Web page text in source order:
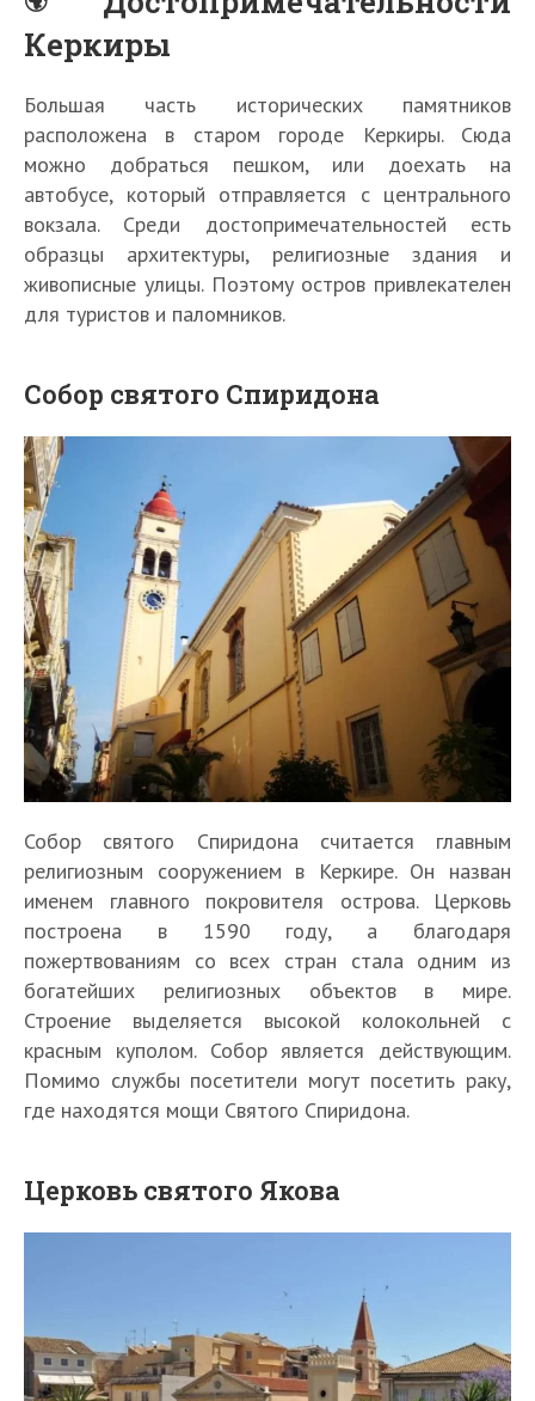
Керкиры
Большая часть исторических памятников
расположена в старом городе Керкиры. Сюда
можно добраться пешком, или доехать на
автобусе, который отправляется с центрального
вокзала. Среди достопримечательностей есть
образцы архитектуры, религиозные здания и
живописные улицы. Поэтому остров привлекателен
для туристов и паломников.
Собор святого Спиридона
Собор святого Спиридона считается главным
религиозным сооружением в Керкире. Он назван
именем главного покровителя острова. Церковь
построена в 1590 году, а благодаря
пожертвованиям со всех стран стала одним из
богатейших религиозных объектов в мире.
Строение выделяется высокой колокольней с
красным куполом. Собор является действующим.
Помимо службы посетители могут посетить раку,
где находятся мощи Святого Спиридона.
Церковь святого Якова